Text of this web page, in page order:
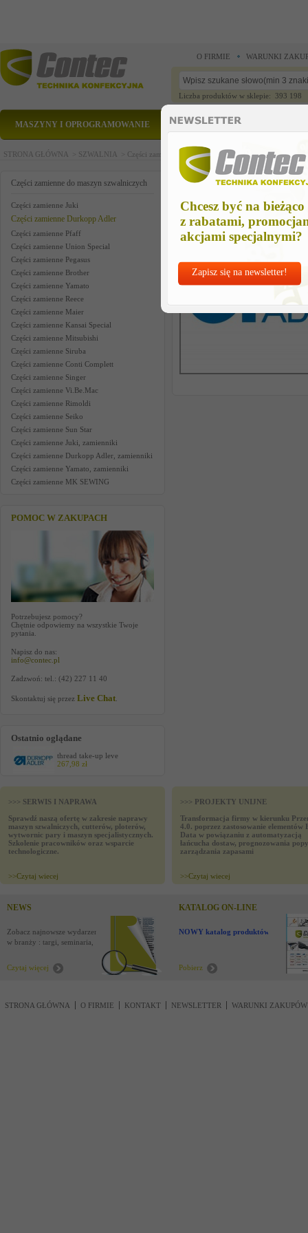
Chcesz być na bieżąco
z rabatami,
akcjami specjalnymi?
Zapisz się na newsletter!
O FIRMIE WARUNKI
Liczba produktów w sklepie: 393 198
MASZYNY I OPROGRAMOWANIE CZĘŚCI ZAMIENNE
STRONA GŁÓWNA > SZWALNIA > Części zamienne do maszyn szwalniczych >Części
Części zamienne do maszyn szwalniczych
Części zamienne Juki
Części zamienne Durkopp Adler
Części zamienne Pfaff
Części zamienne Union Special
Części zamienne Pegasus
Części zamienne Brother
Części zamienne Yamato
Części zamienne Reece
Części zamienne Maier
Części zamienne Kansai Special
Części zamienne Mitsubishi
Części zamienne Siruba
Części zamienne Conti Complett
Części zamienne Singer
Części zamienne Vi.Be.Mac
Części zamienne Rimoldi
Części zamienne Seiko
Części zamienne Sun Star
Części zamienne Juki, zamienniki
Części zamienne Durkopp Adler, zamienniki
Części zamienne Yamato, zamienniki
Części zamienne MK SEWING
POMOC W ZAKUPACH
Potrzebujesz pomocy?
Chętnie odpowiemy na wszystkie Twoje
pytania.
Napisz do nas:
info@contec.pl
Zadzwoń: tel.: (42) 227 11 40
Skontaktuj się przez Live Chat
Ostatnio oglądane
thread take-up leve
267,98 zł
thread take-up leve
>>> SERWIS I NAPRAWA
Sprawdź naszą ofertę w zakresie naprawy
maszyn szwalniczych, cutterów, ploterów,
wytwornic pary i maszyn specjalistycznych.
Szkolenie pracowników oraz wsparcie
technologiczne.
>>Czytaj wiecej
>>> PROJEKTY UNIJNE
Transformacja firmy w kierunku
4.0. poprzez zastosowanie elementów
Data w powiązaniu z automatyzacją
łańcucha dostaw, prognozowania
zarządzania zapasami
>>Czytaj wiecej
NEWS
Zobacz najnowsze wydarzenia
w branży : targi, seminaria,
Czytaj więcej
KATALOG ON-LINE
NOWY katalog produktów !
Pobierz
STRONA GŁÓWNA O FIRMIE KONTAKT NEWSLETTER WARUNKI ZAKUPÓW